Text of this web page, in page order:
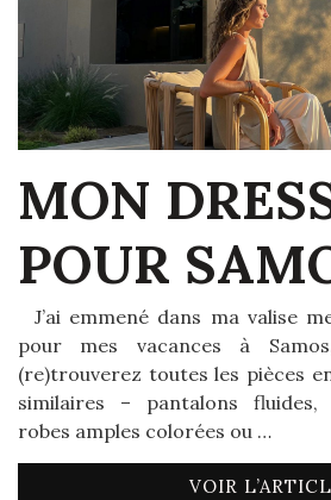
MON
POUR
J’ai emmené dans ma valise
pour mes vacances à
(re)trouverez toutes les pièces
similaires – pantalons fluides,
robes amples colorées ou …
VOIR